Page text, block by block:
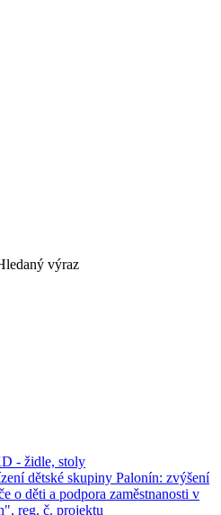
výraz
- židle, stoly
dětské skupiny Palonín: zvýšení
o děti a podpora zaměstnanosti v
reg. č. projektu